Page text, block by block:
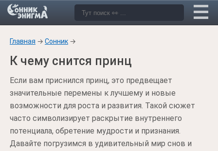
Главная → Сонник →
К чему снится принц
Если вам приснился принц, это предвещает
значительные перемены к лучшему и новые
возможности для роста и развития. Такой сюжет
часто символизирует раскрытие внутреннего
потенциала, обретение мудрости и признания.
Давайте погрузимся в удивительный мир снов и